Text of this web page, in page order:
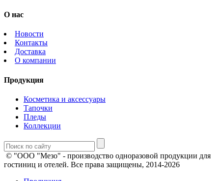
О нас
Новости
Контакты
Доставка
О компании
Продукция
Косметика и аксессуары
Тапочки
Пледы
Коллекции
© "ООО "Мезо" - производство одноразовой продукции для
гостиниц и отелей. Все права защищены, 2014-2026